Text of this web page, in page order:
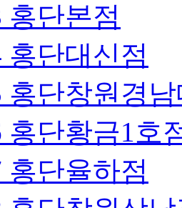
홍단본점
홍단대신점
홍단창원경
홍단황금1호
홍단율하점